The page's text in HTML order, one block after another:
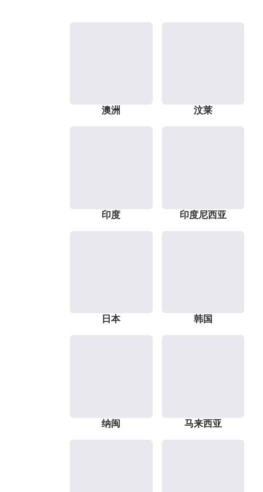
澳洲 汶莱
印度 印度尼西亚
日本 韩国
纳闽 马来西亚